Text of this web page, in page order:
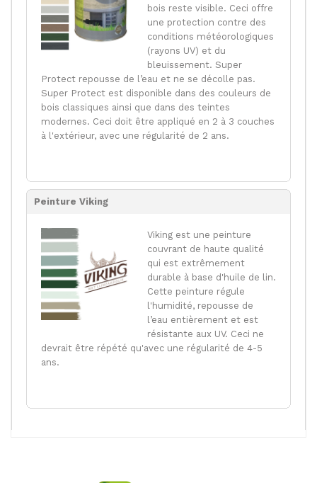
bois reste visible. Ceci offre
une protection contre des
conditions météorologiques
(rayons UV) et du
bleuissement. Super
Protect repousse de l’eau et ne se décolle pas.
Super Protect est disponible dans des couleurs de
bois classiques ainsi que dans des teintes
modernes. Ceci doit être appliqué en 2 à 3 couches
à l'extérieur, avec une régularité de 2 ans.
Peinture Viking
Viking est une peinture
couvrant de haute qualité
qui est extrêmement
durable à base d'huile de lin.
Cette peinture régule
l'humidité, repousse de
l’eau entièrement et est
résistante aux UV. Ceci ne
devrait être répété qu'avec une régularité de 4-5
ans.